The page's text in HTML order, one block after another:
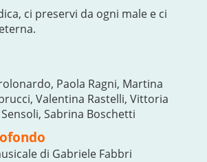
ci preservi da ogni male e ci
Paola Ragni, Martina
Valentina Rastelli, Vittoria
Sabrina Boschetti
di Gabriele Fabbri